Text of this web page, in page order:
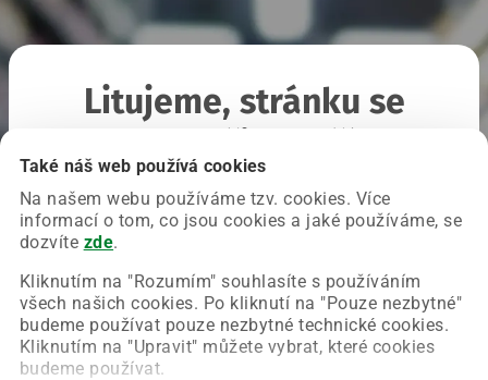
Také náš web používá cookies
Na našem webu používáme tzv. cookies. Více
informací o tom, co jsou cookies a jaké používáme, se
dozvíte zde.
Kliknutím na "Rozumím" souhlasíte s používáním
všech našich cookies. Po kliknutí na "Pouze nezbytné"
budeme používat pouze nezbytné technické cookies.
Kliknutím na "Upravit" můžete vybrat, které cookies
budeme používat.
Litujeme, stránku se
Chyba nastala na naší straně a už ji opravujeme.
Zkuste prosím znovu načíst požadovanou stránku.
Obnovit stránku Úvodní strana